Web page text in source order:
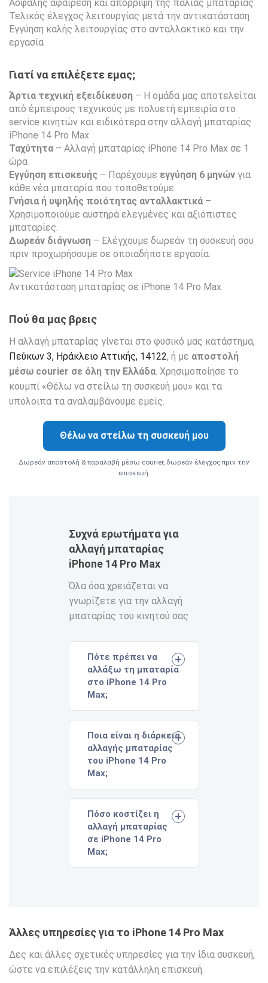
Ασφαλής αφαίρεση και απόρριψη της παλιάς μπαταρίας
Τελικός έλεγχος λειτουργίας μετά την αντικατάσταση
Εγγύηση καλής λειτουργίας στο ανταλλακτικό και την
εργασία
Γιατί να επιλέξετε εμας;
Άρτια τεχνική εξειδίκευση – Η ομάδα μας αποτελείται
από έμπειρους τεχνικούς με πολυετή εμπειρία στο
service κινητών και ειδικότερα στην αλλαγή μπαταρίας
iPhone 14 Pro Max
Ταχύτητα – Αλλαγή μπαταρίας iPhone 14 Pro Max σε 1
ώρα
Εγγύηση επισκευής – Παρέχουμε εγγύηση 6 μηνών για
κάθε νέα μπαταρία που τοποθετούμε.
Γνήσια ή υψηλής ποιότητας ανταλλακτικά –
Χρησιμοποιούμε αυστηρά ελεγμένες και αξιόπιστες
μπαταρίες.
Δωρεάν διάγνωση – Ελέγχουμε δωρεάν τη συσκευή σου
πριν προχωρήσουμε σε οποιαδήποτε εργασία.
Αντικατάσταση μπαταρίας σε iPhone 14 Pro Max
Πού θα μας βρεις
Η αλλαγή μπαταρίας γίνεται στο φυσικό μας κατάστημα,
Πεύκων 3, Ηράκλειο Αττικής, 14122, ή με αποστολή
μέσω courier σε όλη την Ελλάδα. Χρησιμοποίησε το
κουμπί «Θέλω να στείλω τη συσκευή μου» και τα
υπόλοιπα τα αναλαμβάνουμε εμείς.
Θέλω να στείλω τη συσκευή μου
Δωρεάν αποστολή & παραλαβή μέσω courier, δωρεάν έλεγχος πριν την
επισκευή.
Συχνά ερωτήματα για
αλλαγή μπαταρίας
iPhone 14 Pro Max
Όλα όσα χρειάζεται να
γνωρίζετε για την αλλαγή
μπαταρίας του κινητού σας
Πότε πρέπει να
αλλάξω τη μπαταρία
στο iPhone 14 Pro
Max;
Ποια είναι η διάρκεια
αλλαγής μπαταρίας
του iPhone 14 Pro
Max;
Πόσο κοστίζει η
αλλαγή μπαταρίας
σε iPhone 14 Pro
Max;
Άλλες υπηρεσίες για το iPhone 14 Pro Max
Δες και άλλες σχετικές υπηρεσίες για την ίδια συσκευή,
ώστε να επιλέξεις την κατάλληλη επισκευή.